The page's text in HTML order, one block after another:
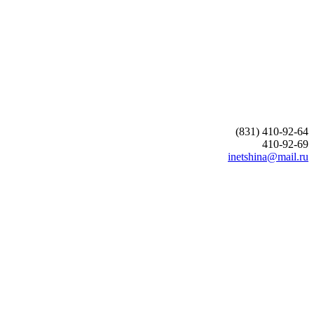
(831) 410-92-64
410-92-69
inetshina@mail.ru